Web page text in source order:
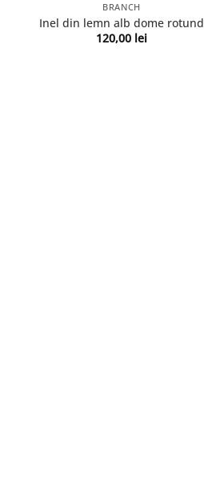
BRANCH
Inel din lemn alb dome rotund
120,00 lei